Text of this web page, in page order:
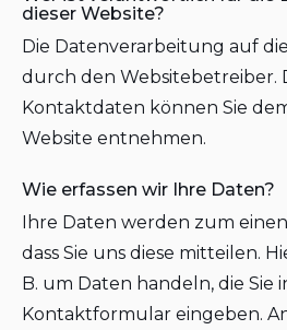
dieser Website?
Die Datenverarbeitung auf
durch den Websitebetreiber.
Kontaktdaten können Sie
Website entnehmen.
Wie erfassen wir Ihre Daten?
Ihre Daten werden zum
dass Sie uns diese mitteilen.
B. um Daten handeln, die Sie
Kontaktformular eingeben.